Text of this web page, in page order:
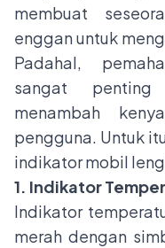
membuat
enggan untuk
Padahal,
sangat
menambah
pengguna. Untuk
indikator mobil
1. Indikator
Indikator
merah dengan